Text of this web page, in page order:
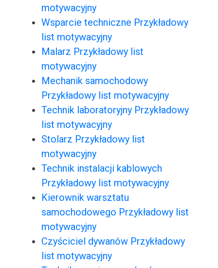
motywacyjny
Wsparcie techniczne Przykładowy
list motywacyjny
Malarz Przykładowy list
motywacyjny
Mechanik samochodowy
Przykładowy list motywacyjny
Technik laboratoryjny Przykładowy
list motywacyjny
Stolarz Przykładowy list
motywacyjny
Technik instalacji kablowych
Przykładowy list motywacyjny
Kierownik warsztatu
samochodowego Przykładowy list
motywacyjny
Czyściciel dywanów Przykładowy
list motywacyjny